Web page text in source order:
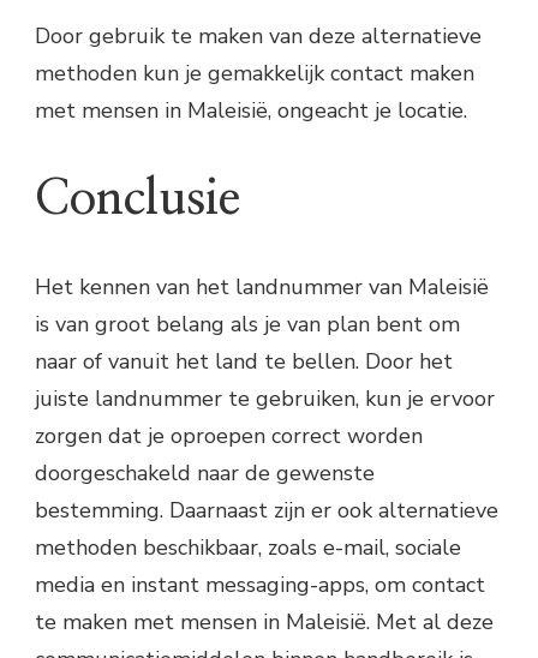
Door gebruik te maken van deze alternatieve
methoden kun je gemakkelijk contact maken
met mensen in Maleisië, ongeacht je locatie.
Conclusie
Het kennen van het landnummer van Maleisië
is van groot belang als je van plan bent om
naar of vanuit het land te bellen. Door het
juiste landnummer te gebruiken, kun je ervoor
zorgen dat je oproepen correct worden
doorgeschakeld naar de gewenste
bestemming. Daarnaast zijn er ook alternatieve
methoden beschikbaar, zoals e-mail, sociale
media en instant messaging-apps, om contact
te maken met mensen in Maleisië. Met al deze